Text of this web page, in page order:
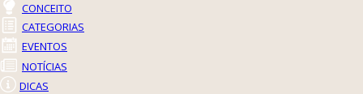
CONCEITO
CATEGORIAS
EVENTOS
NOTÍCIAS
DICAS